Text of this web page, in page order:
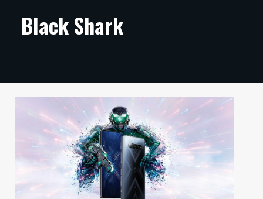
ARTIKKELIT
TECHBBS
KAUPPA
VAIHDA TEEMA
Black Shark